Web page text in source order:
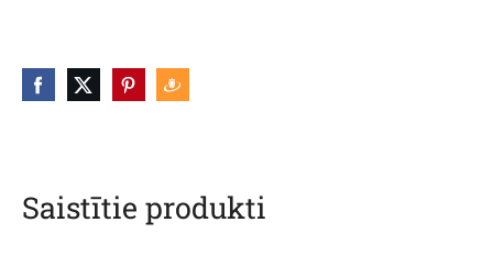
Saistītie produkti